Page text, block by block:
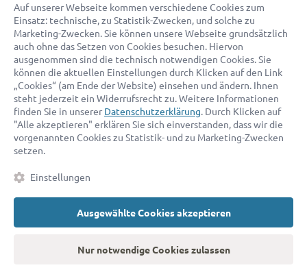
Auszeichnungen:
Cookies
Auf unserer Webseite kommen verschiedene Cookies zum
Einsatz: technische, zu Statistik-Zwecken, und solche zu
Marketing-Zwecken. Sie können unsere Webseite grundsätzlich
auch ohne das Setzen von Cookies besuchen. Hiervon
ausgenommen sind die technisch notwendigen Cookies. Sie
können die aktuellen Einstellungen durch Klicken auf den Link
„Cookies“ (am Ende der Website) einsehen und ändern. Ihnen
steht jederzeit ein Widerrufsrecht zu. Weitere Informationen
finden Sie in unserer Datenschutzerklärung. Durch Klicken auf
"Alle akzeptieren" erklären Sie sich einverstanden, dass wir die
vorgenannten Cookies zu Statistik- und zu Marketing-Zwecken
setzen.
Einstellungen
Ausgewählte Cookies akzeptieren
Nur notwendige Cookies zulassen